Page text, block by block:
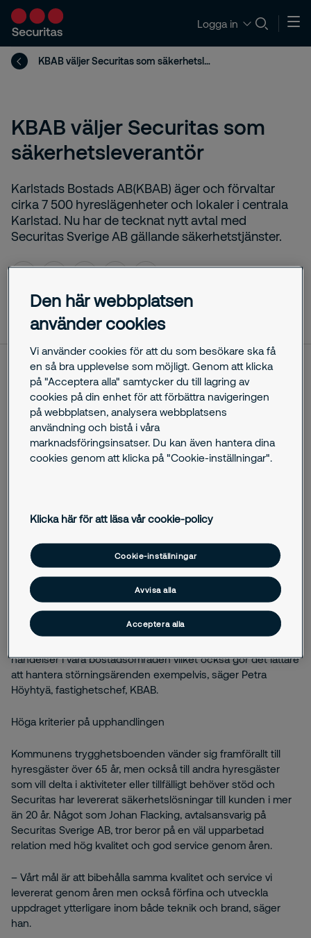
Logga in
KBAB väljer Securitas som säkerhetsleverantör
KBAB väljer Securitas som
säkerhetsleverantör
Karlstads Bostads AB(KBAB) äger och förvaltar
cirka 7 500 hyreslägenheter och lokaler i centrala
Karlstad. Nu har de tecknat nytt avtal med
Securitas Sverige AB gällande säkerhetstjänster.
oktober 29, 2025
Karlstads Bostads AB(KBAB) äger och förvaltar cirka 7 500
hyreslägenheter och lokaler i centrala Karlstad. Nu har de
tecknat nytt avtal med Securitas Sverige AB gällande
säkerhetstjänster.
I början av mars trädde avtalet i kraft där Securitas Sverige
Sixbacken och Hagaborg.
Uppdraget går ut på att skapa trygghet för KBAB:s
hyresgäster efter kontorstider, något som upplevs som
positivt både för kunden och hyresgästerna.
– Nu finns det alltid någon att ringa om våra hyresgäster har
problem i sitt boende kvällar och helger. Men det är också
händelser i våra bostadsområden vilket också gör det lättare
att hantera störningsärenden exempelvis, säger Petra
Höyhtyä, fastighetschef, KBAB.
Höga kriterier på upphandlingen
Kommunens trygghetsboenden vänder sig framförallt till
hyresgäster över 65 år, men också till andra hyresgäster
som vill delta i aktiviteter eller tillfälligt behöver stöd och
Securitas har levererat säkerhetslösningar till kunden i mer
än 20 år. Något som Johan Flacking, avtalsansvarig på
Securitas Sverige AB, tror beror på en väl upparbetad
relation med hög kvalitet och god service genom åren.
– Vårt mål är att bibehålla samma kvalitet och service vi
levererat genom åren men också förfina och utveckla
uppdraget ytterligare inom både teknik och brand, säger
han.
Den här webbplatsen
använder cookies
Vi använder cookies för att du som besökare ska få
en så bra upplevelse som möjligt. Genom att klicka
på "Acceptera alla" samtycker du till lagring av
cookies på din enhet för att förbättra navigeringen
på webbplatsen, analysera webbplatsens
användning och bistå i våra
marknadsföringsinsatser. Du kan även hantera dina
cookies genom att klicka på "Cookie-inställningar".
Klicka här för att läsa vår cookie-policy
Cookie-inställningar
Avvisa alla
Acceptera alla